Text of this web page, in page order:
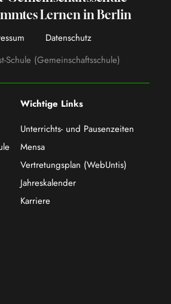
Lernen in Berlin
Datenschutz
Schule (Gemeinschaftsschule)
Wichtige Links
Unterrichts- und Pausenzeiten
Mensa
Vertretungsplan (WebUntis)
Jahreskalender
Karriere